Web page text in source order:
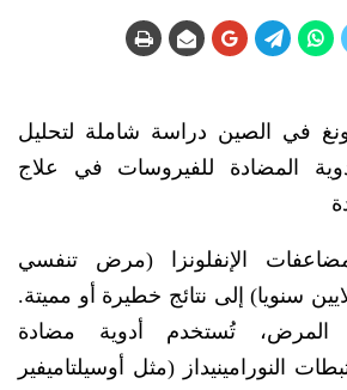
في الصين دراسة شاملة لتحليل
المضادة للفيروسات في علاج
الإنفلونزا (مرض تنفسي
سنويا) إلى نتائج خطيرة أو مميتة.
تُستخدم أدوية مضادة
النورامينيداز (مثل أوسيلتاميفير